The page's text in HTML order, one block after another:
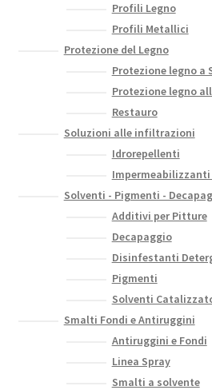
Profili Legno
Profili Metallici
Protezione del Legno
Protezione legno a
Protezione legno
Restauro
Soluzioni alle infiltrazioni
Idrorepellenti
Solventi - Pigmenti -
Additivi per Pitture
Decapaggio
Disinfestanti
Pigmenti
Solventi
Smalti Fondi e Antiruggini
Antiruggini e Fondi
Linea Spray
Smalti a solvente